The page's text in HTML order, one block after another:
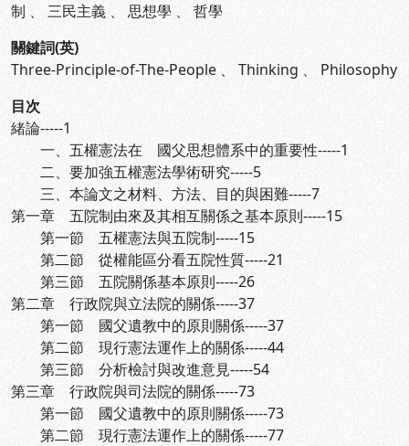
制 、 三民主義 、 思想學 、 哲學
關鍵詞(英)
Three-Principle-of-The-People 、 Thinking 、 Philosophy
目次
緒論-----1
一、五權憲法在 國父思想體系中的重要性-----1
二、要加強五權憲法學術研究-----5
三、本論文之材料、方法、目的與困難-----7
第一章 五院制由來及其相互關係之基本原則-----15
第一節 五權憲法與五院制-----15
第二節 從權能區分看五院性質-----21
第三節 五院關係基本原則-----26
第二章 行政院與立法院的關係-----37
第一節 國父遺教中的原則關係-----37
第二節 現行憲法運作上的關係-----44
第三節 分析檢討與改進意見-----54
第三章 行政院與司法院的關係-----73
第一節 國父遺教中的原則關係-----73
第二節 現行憲法運作上的關係-----77